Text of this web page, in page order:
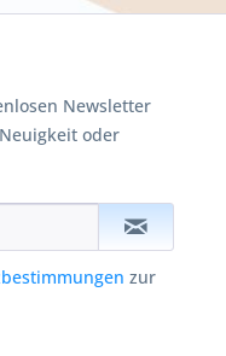
Newsletter
oder
zur